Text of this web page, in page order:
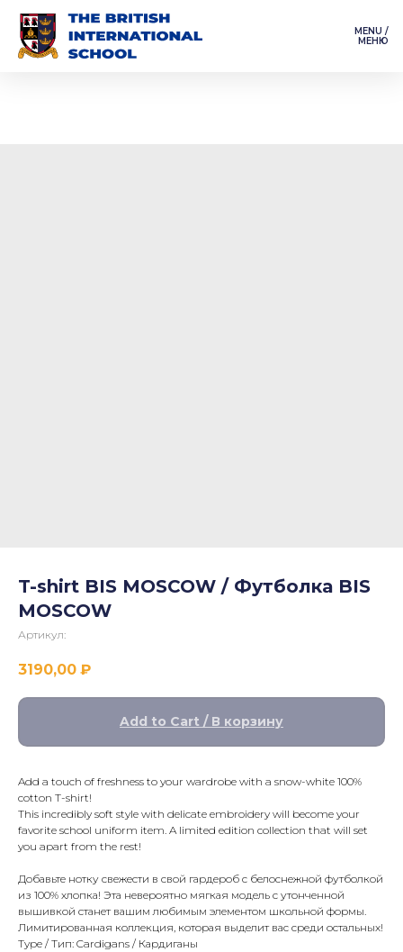
MENU /
МЕНЮ
T-shirt BIS MOSCOW / Футболка BIS
MOSCOW
Артикул:
3190,00 ₽
Add to Cart / В корзину
Add a touch of freshness to your wardrobe with a snow-white 100%
cotton T-shirt!
This incredibly soft style with delicate embroidery will become your
favorite school uniform item. A limited edition collection that will set
you apart from the rest!
Добавьте нотку свежести в свой гардероб с белоснежной футболкой
из 100% хлопка! Эта невероятно мягкая модель с утонченной
вышивкой станет вашим любимым элементом школьной формы.
Лимитированная коллекция, которая выделит вас среди остальных!
Type / Тип: Cardigans / Кардиганы